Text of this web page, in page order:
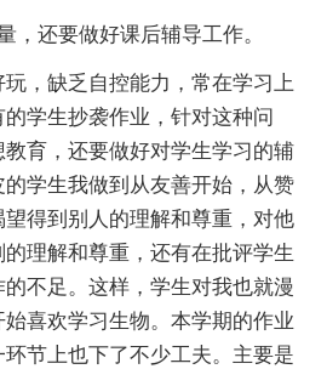
，还要做好课后辅导工作。
，缺乏自控能力，常在学习上
学生抄袭作业，针对这种问
育，还要做好对学生学习的辅
学生我做到从友善开始，从赞
得到别人的理解和尊重，对他
理解和尊重，还有在批评学生
不足。这样，学生对我也就漫
喜欢学习生物。本学期的作业
节上也下了不少工夫。主要是